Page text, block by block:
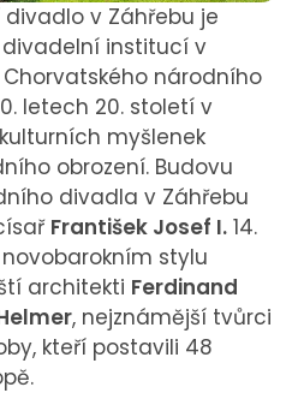
v Záhřebu je
institucí v
Chorvatského národního
letech 20. století v
myšlenek
obrození. Budovu
divadla v Záhřebu
František Josef I. 14.
novobarokním stylu
architekti Ferdinand
, nejznámější tvůrci
kteří postavili 48